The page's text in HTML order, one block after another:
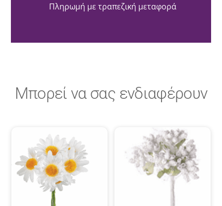
Πληρωμή με τραπεζική μεταφορά
Μπορεί να σας ενδιαφέρουν